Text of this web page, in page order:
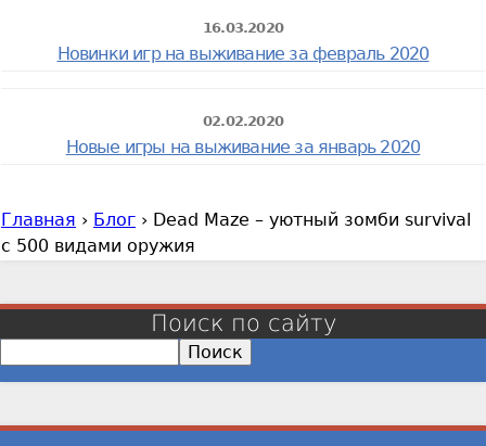
16.03.2020
Новинки игр на выживание за февраль 2020
02.02.2020
Новые игры на выживание за январь 2020
В
ы
с
Главная › Блог › Dead Maze – уютный зомби survival
с 500 видами оружия
Поиск по сайту
с